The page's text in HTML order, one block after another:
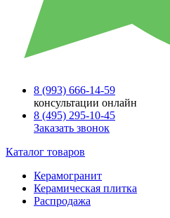
8 (993) 666-14-59
консультации онлайн
8 (495) 295-10-45
Заказать звонок
Каталог товаров
Керамогранит
Керамическая плитка
Распродажа